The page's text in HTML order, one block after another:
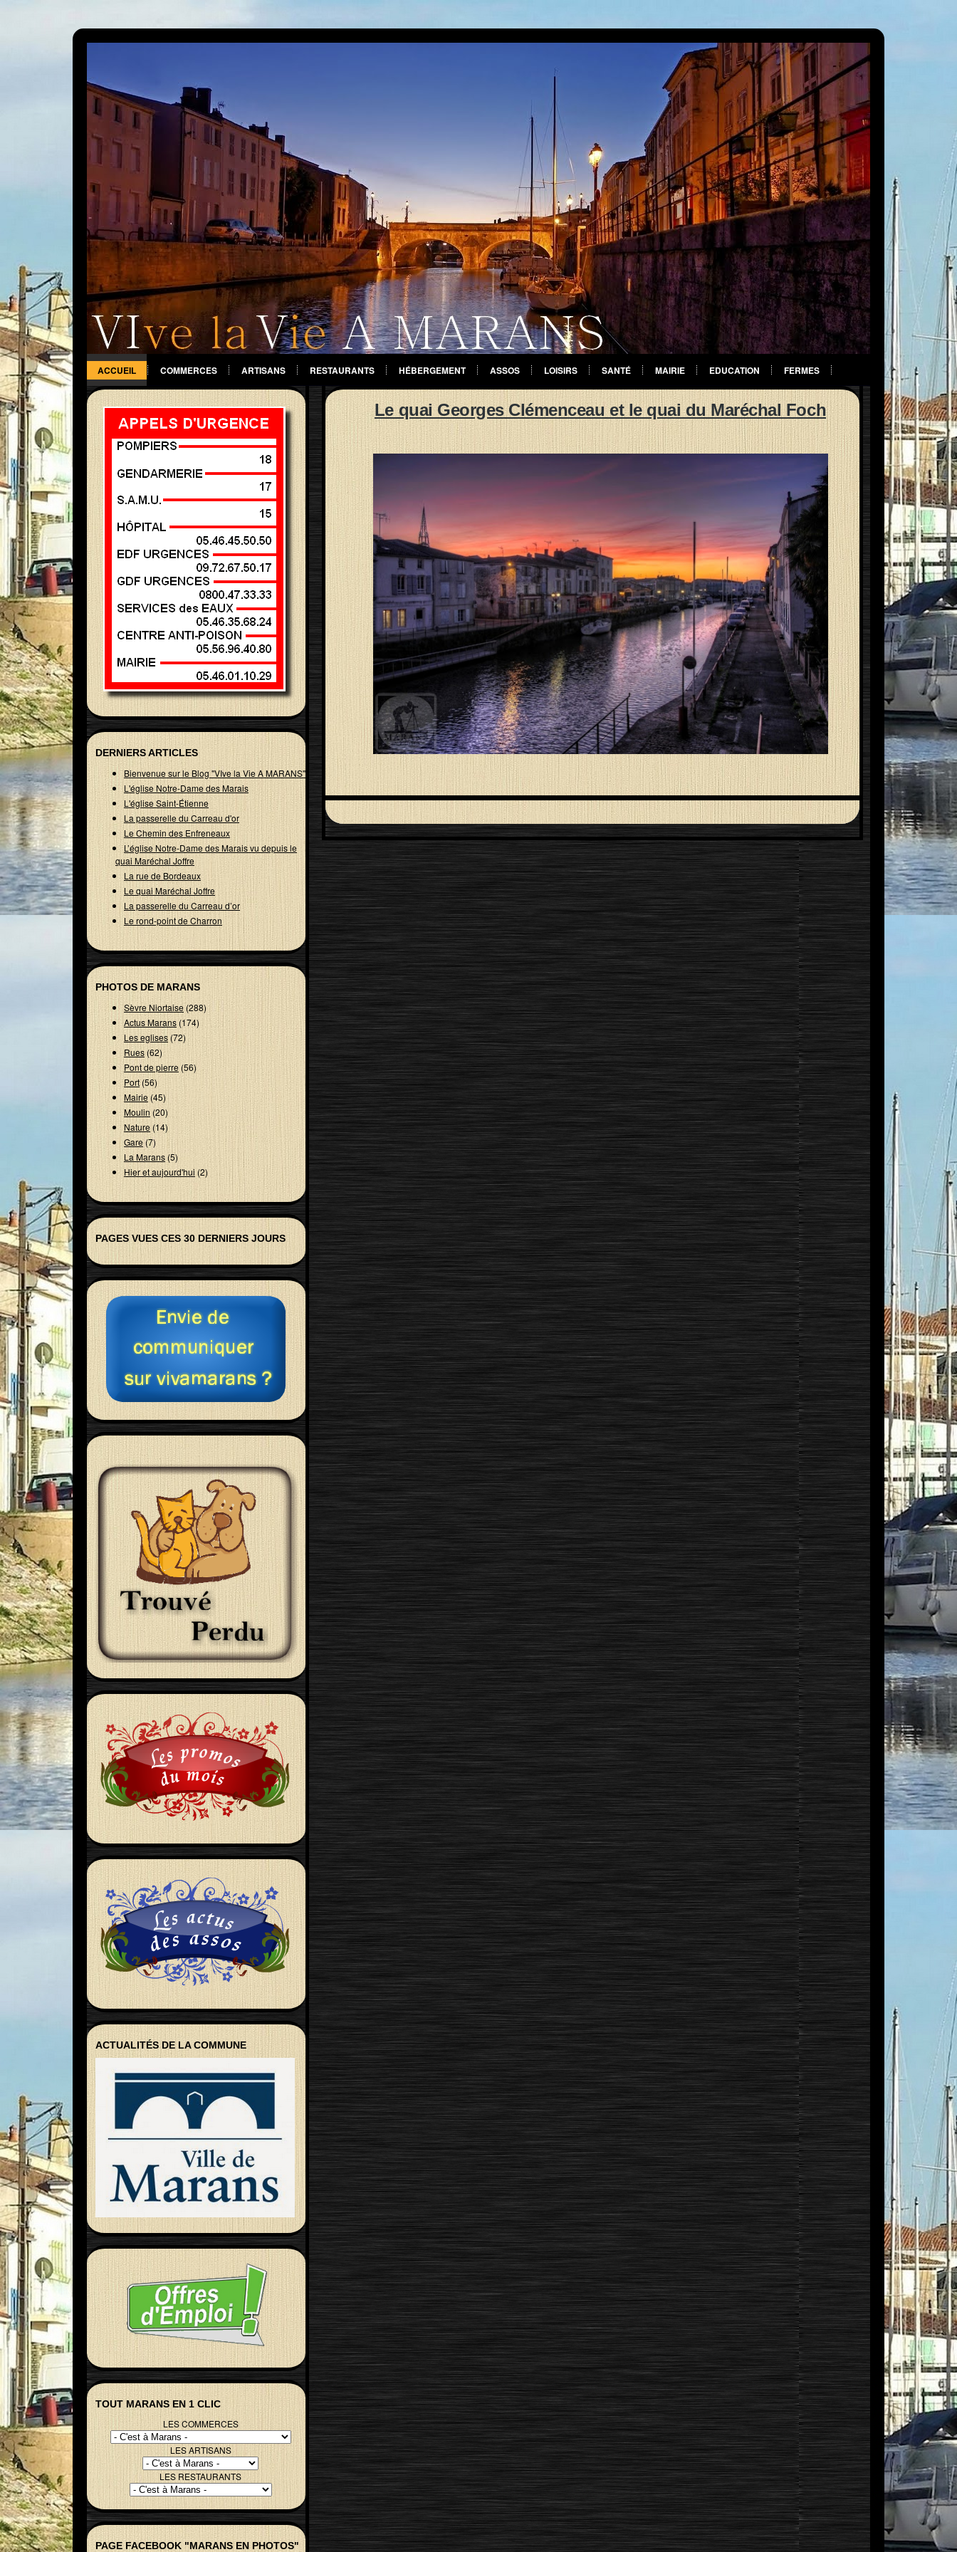
ACCUEIL COMMERCES ARTISANS RESTAURANTS HÉBERGEMENT ASSOS LOISIRS SANTÉ MAIRIE EDUCATION FERMES
DIVERS
DERNIERS ARTICLES
Bienvenue sur le Blog "VIve la Vie A MARANS"
L'église Notre-Dame des Marais
L'église Saint-Étienne
La passerelle du Carreau d'or
Le Chemin des Enfreneaux
L’église Notre-Dame des Marais vu depuis le
quai Maréchal Joffre
La rue de Bordeaux
Le quai Maréchal Joffre
La passerelle du Carreau d’or
Le rond-point de Charron
PHOTOS DE MARANS
Sèvre Niortaise(288)
Actus Marans (174)
Les eglises(72)
Rues(62)
Pont de pierre(56)
Port(56)
Mairie(45)
Moulin(20)
Nature(14)
Gare (7)
La Marans(5)
Hier et aujourd'hui (2)
PAGES VUES CES 30 DERNIERS JOURS
ACTUALITÉS DE LA COMMUNE
TOUT MARANS EN 1 CLIC
LES COMMERCES
LES ARTISANS
LES RESTAURANTS
PAGE FACEBOOK "MARANS EN PHOTOS"
Le quai Georges Clémenceau et le quai du Maréchal Foch